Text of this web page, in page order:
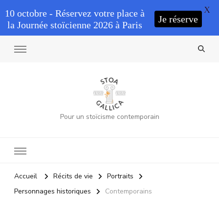
Pour un stoïcisme contemporain
Accueil Récits de vie
Portraits
Personnages historiques
Contemporains
10 octobre - Réservez votre place à
la Journée stoïcienne 2026 à Paris
Je réserve
X